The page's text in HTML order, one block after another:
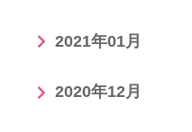
2021年01月
2020年12月